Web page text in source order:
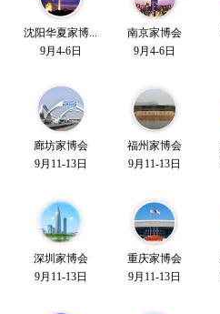
沈阳华夏家博...
9月4-6日
南京家博会
9月4-6日
廊坊家博会
9月11-13日
福州家博会
9月11-13日
深圳家博会
9月11-13日
重庆家博会
9月11-13日